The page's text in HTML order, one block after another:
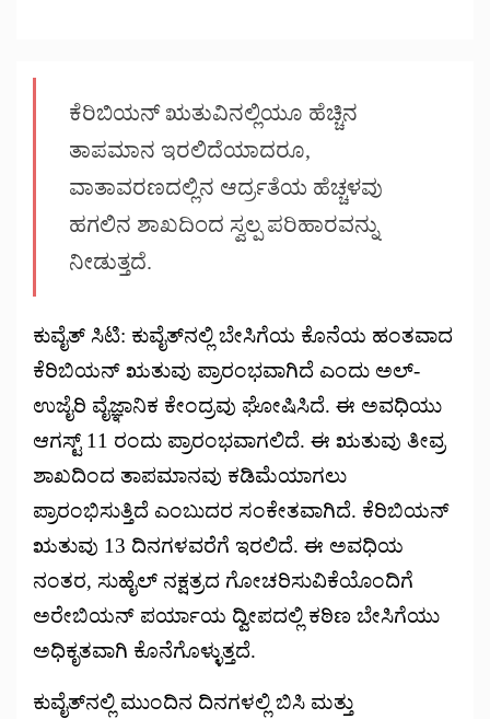
ಕೆರಿಬಿಯನ್ ಋತುವಿನಲ್ಲಿಯೂ ಹೆಚ್ಚಿನ
ತಾಪಮಾನ ಇರಲಿದೆಯಾದರೂ,
ವಾತಾವರಣದಲ್ಲಿನ ಆರ್ದ್ರತೆಯ ಹೆಚ್ಚಳವು
ಹಗಲಿನ ಶಾಖದಿಂದ ಸ್ವಲ್ಪ ಪರಿಹಾರವನ್ನು
ನೀಡುತ್ತದೆ.
ಕುವೈತ್ ಸಿಟಿ: ಕುವೈತ್‌ನಲ್ಲಿ ಬೇಸಿಗೆಯ ಕೊನೆಯ ಹಂತವಾದ
ಕೆರಿಬಿಯನ್ ಋತುವು ಪ್ರಾರಂಭವಾಗಿದೆ ಎಂದು ಅಲ್-
ಉಜೈರಿ ವೈಜ್ಞಾನಿಕ ಕೇಂದ್ರವು ಘೋಷಿಸಿದೆ. ಈ ಅವಧಿಯು
ಆಗಸ್ಟ್ 11 ರಂದು ಪ್ರಾರಂಭವಾಗಲಿದೆ. ಈ ಋತುವು ತೀವ್ರ
ಶಾಖದಿಂದ ತಾಪಮಾನವು ಕಡಿಮೆಯಾಗಲು
ಪ್ರಾರಂಭಿಸುತ್ತಿದೆ ಎಂಬುದರ ಸಂಕೇತವಾಗಿದೆ. ಕೆರಿಬಿಯನ್
ಋತುವು 13 ದಿನಗಳವರೆಗೆ ಇರಲಿದೆ. ಈ ಅವಧಿಯ
ನಂತರ, ಸುಹೈಲ್ ನಕ್ಷತ್ರದ ಗೋಚರಿಸುವಿಕೆಯೊಂದಿಗೆ
ಅರೇಬಿಯನ್ ಪರ್ಯಾಯ ದ್ವೀಪದಲ್ಲಿ ಕಠಿಣ ಬೇಸಿಗೆಯು
ಅಧಿಕೃತವಾಗಿ ಕೊನೆಗೊಳ್ಳುತ್ತದೆ.
ಕುವೈತ್‌ನಲ್ಲಿ ಮುಂದಿನ ದಿನಗಳಲ್ಲಿ ಬಿಸಿ ಮತ್ತು